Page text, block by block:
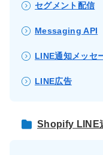
セグメント配信
Messaging API
LINE通知メッセ
LINE広告
Shopify LINE